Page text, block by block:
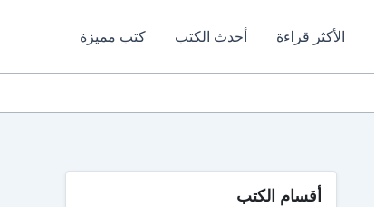
الأكثر قراءة أحدث الكتب كتب مميزة
أقسام الكتب